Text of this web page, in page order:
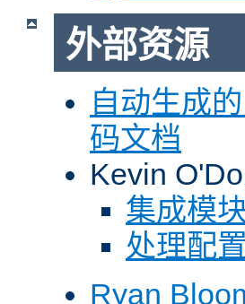
外部资源
自动生成
码文档
Kevin
集成模
处理配
Ryan